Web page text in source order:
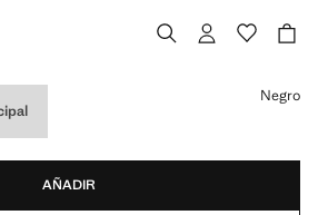
]
Negro
AÑADIR